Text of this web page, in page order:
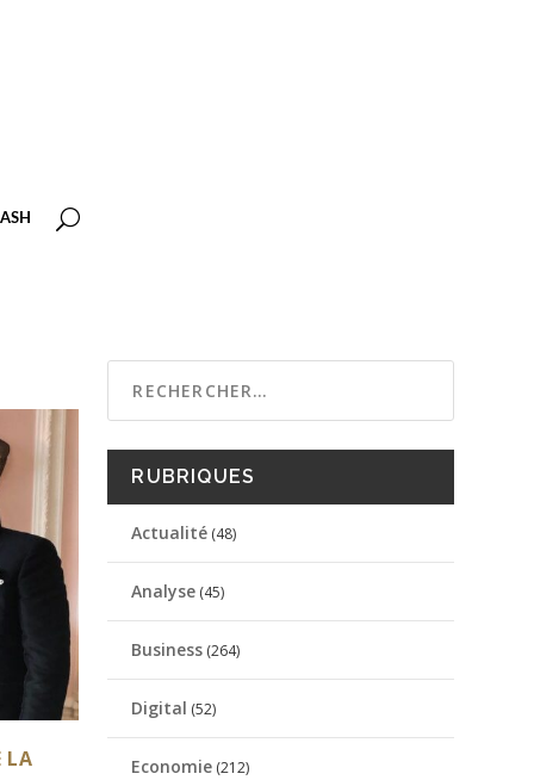
LA
RUBRIQUES
Actualité (48)
Analyse (45)
Business (264)
Digital (52)
Economie (212)